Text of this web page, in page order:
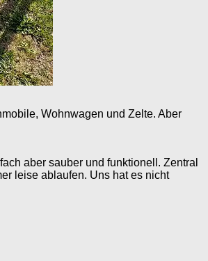
Wohnwagen und Zelte. Aber
aber sauber und funktionell. Zentral
leise ablaufen. Uns hat es nicht